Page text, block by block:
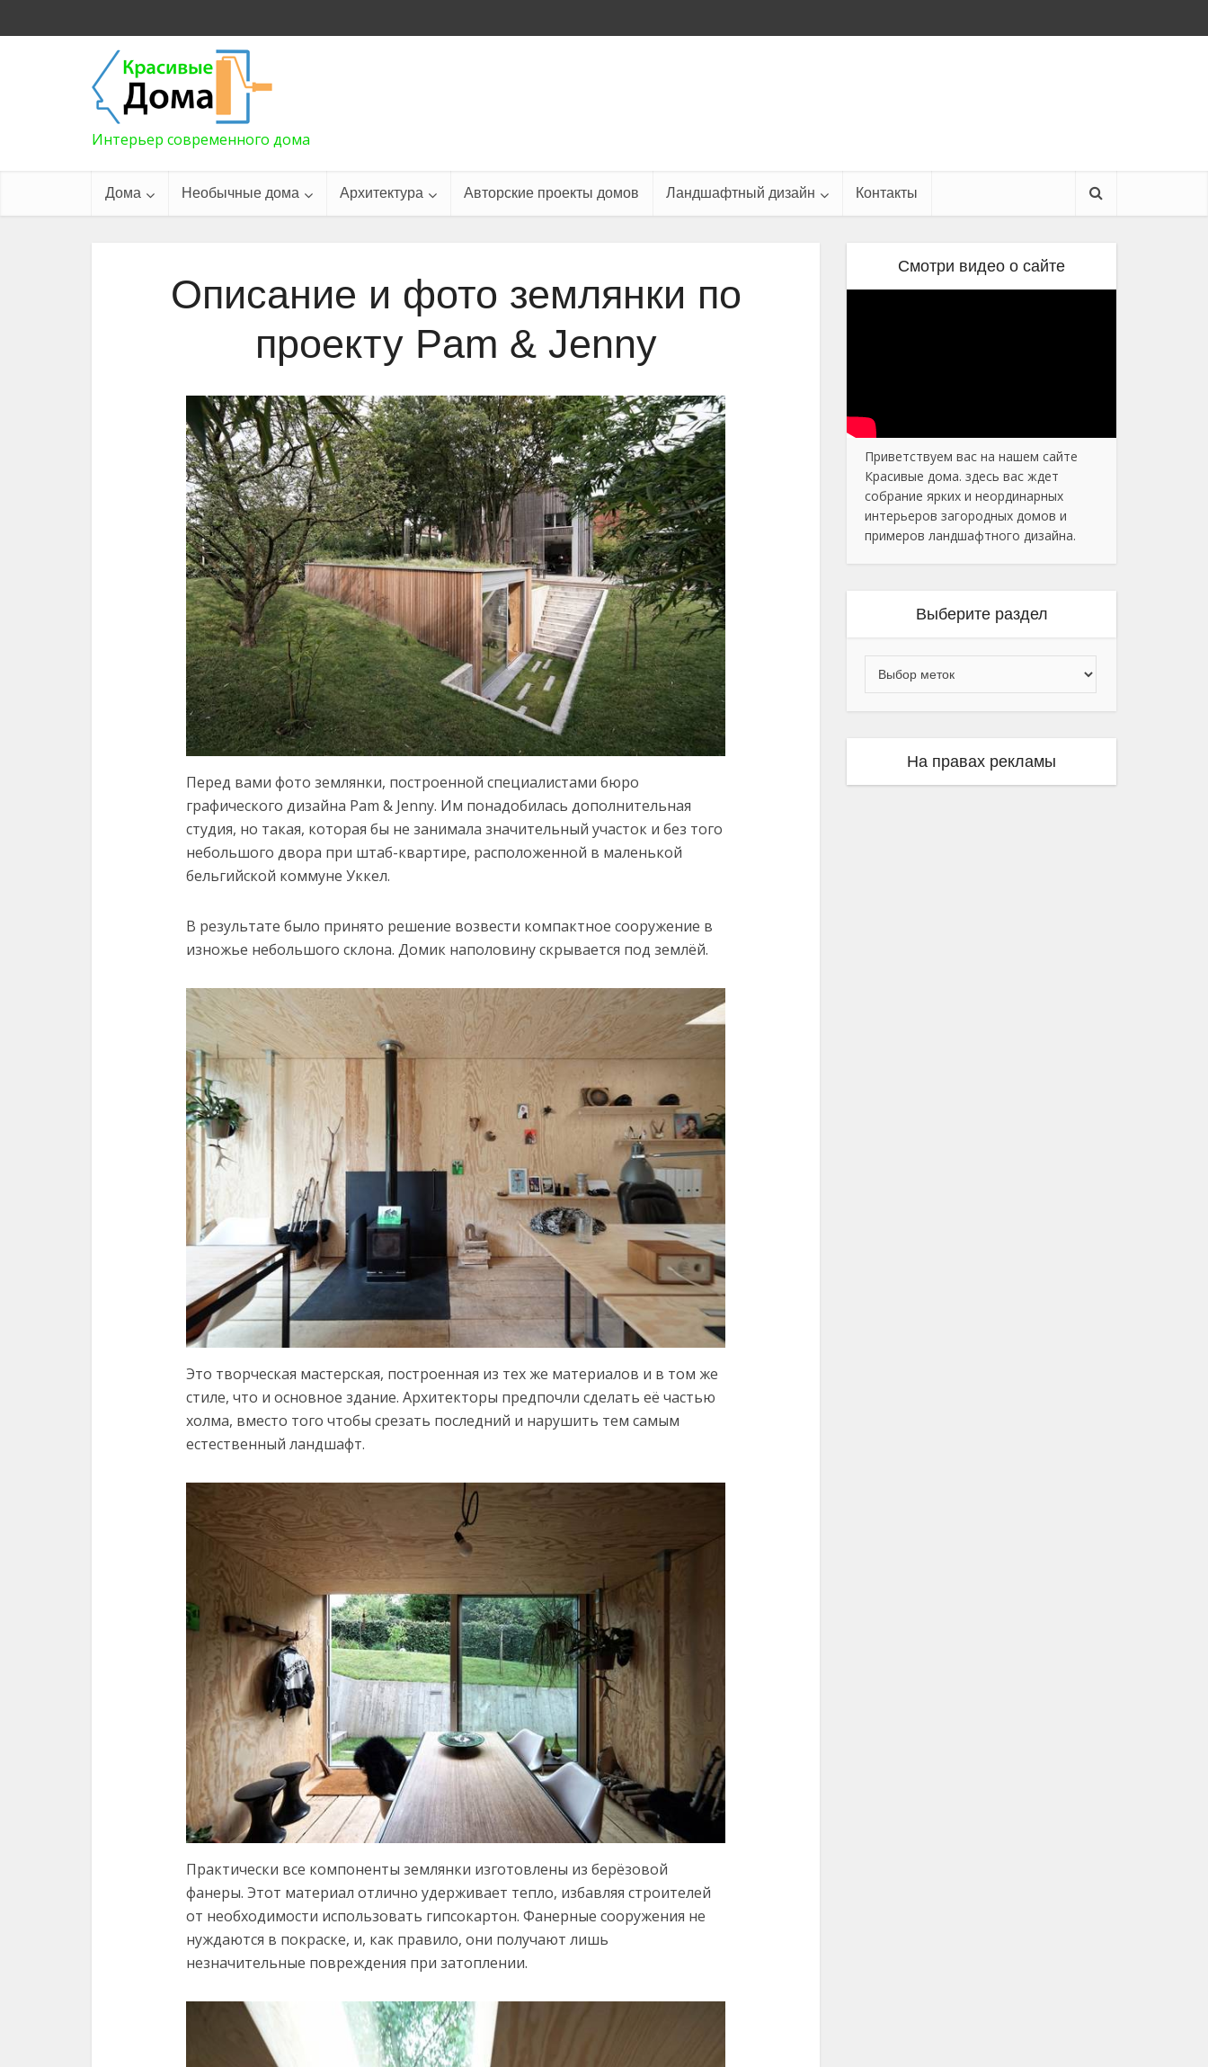
Интерьер современного дома
Дома Необычные дома Архитектура Авторские проекты домов Ландшафтный дизайн Контакты
Описание и фото землянки по
проекту Pam & Jenny
Перед вами фото землянки, построенной специалистами бюро
графического дизайна Pam & Jenny. Им понадобилась дополнительная
студия, но такая, которая бы не занимала значительный участок и без того
небольшого двора при штаб-квартире, расположенной в маленькой
бельгийской коммуне Уккел.
В результате было принято решение возвести компактное сооружение в
изножье небольшого склона. Домик наполовину скрывается под землёй.
Это творческая мастерская, построенная из тех же материалов и в том же
стиле, что и основное здание. Архитекторы предпочли сделать её частью
холма, вместо того чтобы срезать последний и нарушить тем самым
естественный ландшафт.
Практически все компоненты землянки изготовлены из берёзовой
фанеры. Этот материал отлично удерживает тепло, избавляя строителей
от необходимости использовать гипсокартон. Фанерные сооружения не
нуждаются в покраске, и, как правило, они получают лишь
незначительные повреждения при затоплении.
Смотри видео о сайте
Приветствуем вас на нашем сайте
Красивые дома. здесь вас ждет
собрание ярких и неординарных
интерьеров загородных домов и
примеров ландшафтного дизайна.
Выберите раздел
На правах рекламы